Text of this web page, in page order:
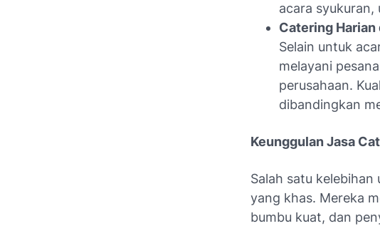
acara syukuran,
Catering Harian
Selain untuk
melayani
perusahaan.
dibandingkan
Keunggulan Jasa
Salah satu
yang khas. Mereka
bumbu kuat, dan